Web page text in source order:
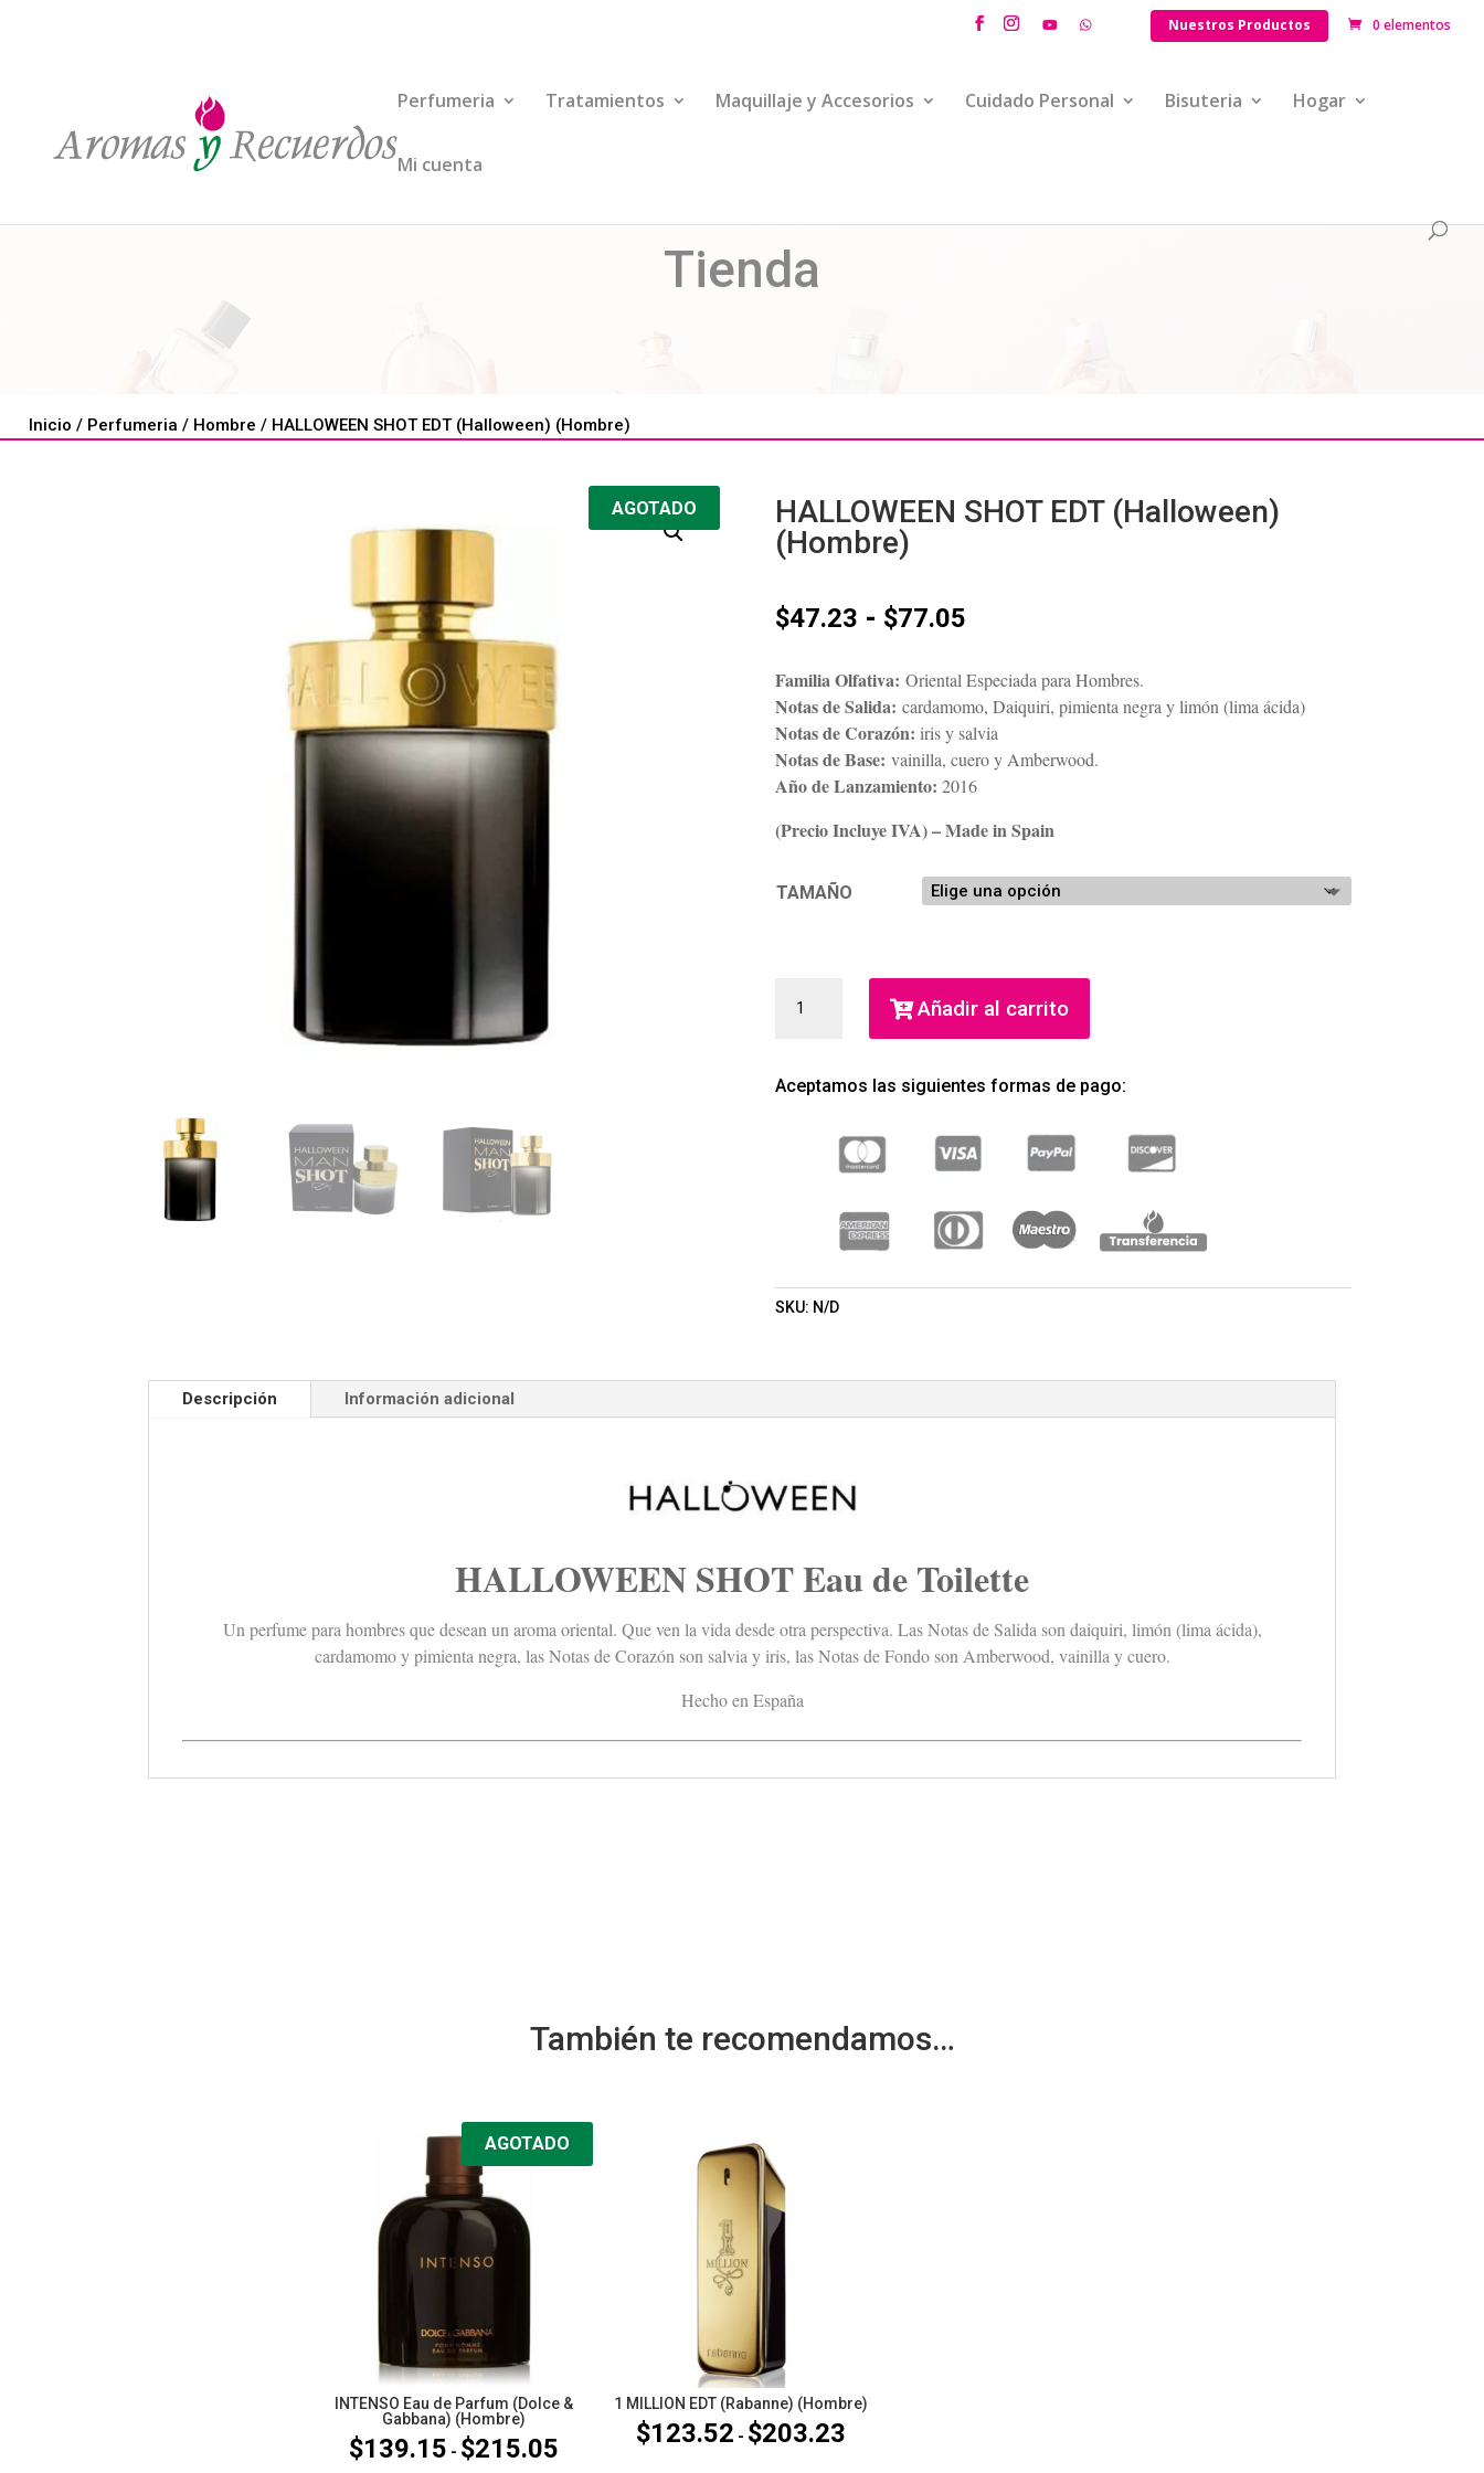
Nuestros Productos 0 elementos
Perfumeria Tratamientos Maquillaje y Accesorios Cuidado Personal Bisuteria Hogar
Mi cuenta
Tienda
Inicio / Perfumeria / Hombre / HALLOWEEN SHOT EDT (Halloween) (Hombre)
AGOTADO
HALLOWEEN SHOT EDT (Halloween)
(Hombre)
$47.23 - $77.05
precios:
desde
$47.23
hasta
$77.05
Familia Olfativa:Oriental Especiada para Hombres.
Notas de Salida:cardamomo, Daiquiri, pimienta negra y limón (lima ácida)
Notas de Corazón: iris y salvia
Notas de Base:vainilla, cuero y Amberwood.
Año de Lanzamiento: 2016
(Precio Incluye IVA) – Made in Spain
TAMAÑO
SHOT
(HOMBRE)
Añadir al carrito
Aceptamos las siguientes formas de pago:
SKU: N/D
Descripción Información adicional
HALLOWEEN SHOT Eau de Toilette
Un perfume para hombres que desean un aroma oriental. Que ven la vida desde otra perspectiva. Las Notas de Salida son daiquiri, limón (lima ácida),
cardamomo y pimienta negra, las Notas de Corazón son salvia y iris, las Notas de Fondo son Amberwood, vainilla y cuero.
Hecho en España
También te recomendamos…
AGOTADO
INTENSO Eau de Parfum (Dolce &
Gabbana) (Hombre)
$139.15 - $215.05
1 MILLION EDT (Rabanne) (Hombre)
$123.52 - $203.23